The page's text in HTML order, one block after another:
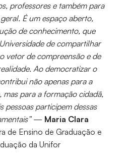
professores e também para
É um espaço aberto,
de conhecimento, que
de compartilhar
vetor de compreensão e de
Ao democratizar o
não apenas para a
mas para a formação cidadã,
pessoas participem dessas
— Maria Clara
de Ensino de Graduação e
da Unifor